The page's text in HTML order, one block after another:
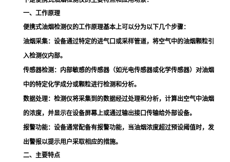
一、工作原理
便携式油烟检测仪的工作原理基本上可以分为以下几个步骤：
油烟采集：设备通过特定的进气口或采样管道，将空气中的油烟颗粒引
入检测仪内部。
传感器检测 ：内部敏感的传感器（如光电传感器或化学传感器）对油烟
中的特定化学成分或颗粒进行检测和分析。
数据处理：检测仪将采集到的数据经过处理和分析，计算出空气中油烟
的浓度，并显示在设备屏幕上或通过输出接口传输给外部设备。
报警功能：设备通常配备有报警功能，当油烟浓度超过预设阈值时，发
出警报以提示用户采取相应的措施。
二、主要特点